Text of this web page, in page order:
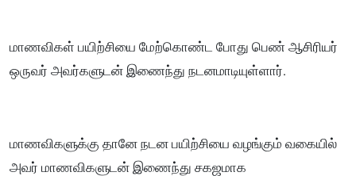
மாணவிகள் பயிற்சியை மேற்கொண்ட போது பெண் ஆசிரியர்
ஒருவர் அவர்களுடன் இணைந்து நடனமாடியுள்ளார்.
மாணவிகளுக்கு தானே நடன பயிற்சியை வழங்கும் வகையில்
அவர் மாணவிகளுடன் இணைந்து சகஜமாக